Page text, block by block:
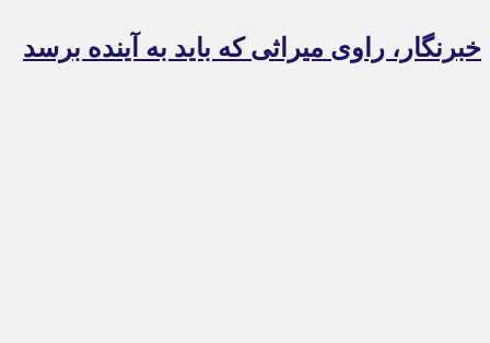
خبرنگار، راوی میراثی که باید به آینده برسد